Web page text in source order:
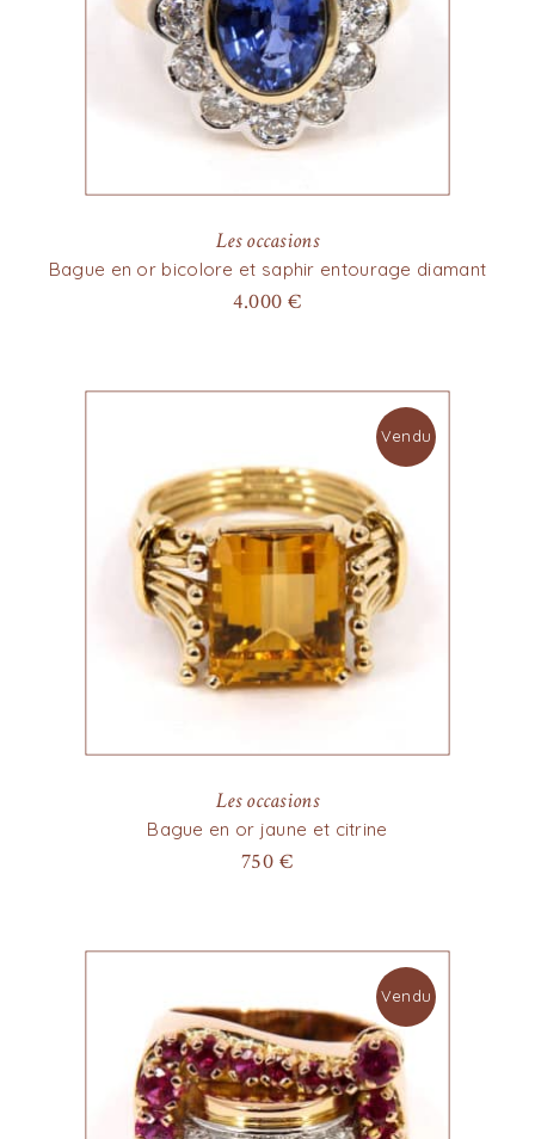
Les occasions
Bague en or bicolore et saphir entourage diamant
4.000 €
Vendu
Les occasions
Bague en or jaune et citrine
750 €
Vendu